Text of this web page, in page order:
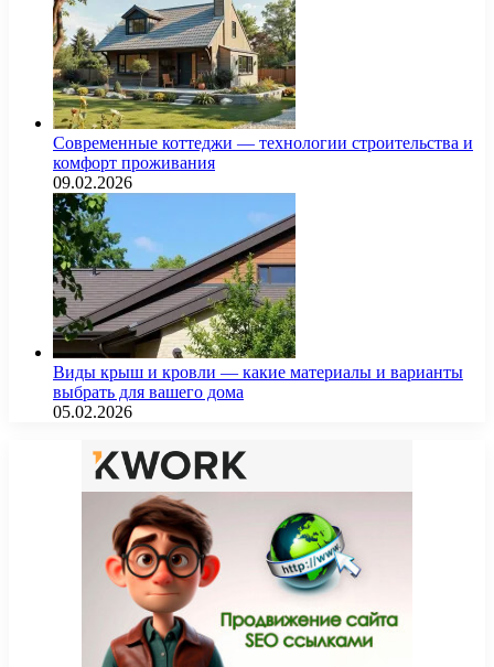
Современные коттеджи — технологии строительства и
комфорт проживания
09.02.2026
Виды крыш и кровли — какие материалы и варианты
выбрать для вашего дома
05.02.2026